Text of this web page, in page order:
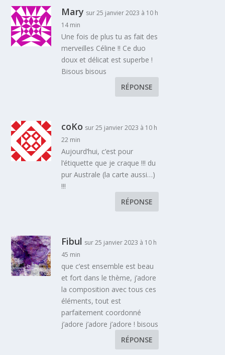
Mary sur 25 janvier 2023 à 10 h
14 min
Une fois de plus tu as fait des
merveilles Céline !! Ce duo
doux et délicat est superbe !
Bisous bisous
RÉPONSE
coKo sur 25 janvier 2023 à 10 h
22 min
Aujourd’hui, c’est pour
l’étiquette que je craque !!! du
pur Australe (la carte aussi…)
!!!
RÉPONSE
Fibul sur 25 janvier 2023 à 10 h
45 min
que c’est ensemble est beau
et fort dans le thème, j’adore
la composition avec tous ces
éléments, tout est
parfaitement coordonné
j’adore j’adore j’adore ! bisous
RÉPONSE